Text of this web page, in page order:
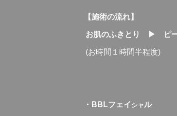
【施術の流れ】
お肌のふきとり ▶
(お時間１時間半程度)
・BBLフェイ シャ ル